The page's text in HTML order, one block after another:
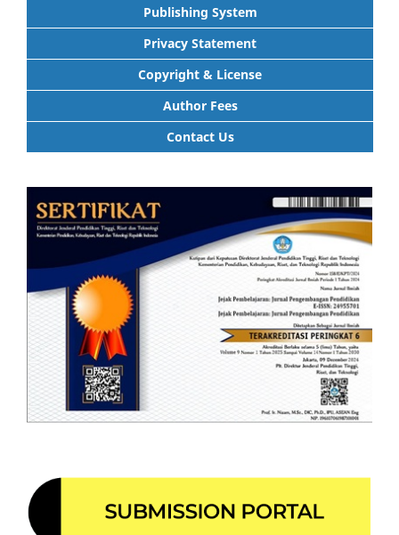
Publishing System
Privacy Statement
Copyright & License
Author Fees
Contact Us